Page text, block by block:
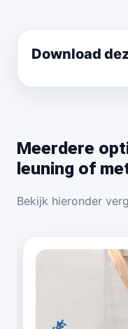
Download
Meerdere
leuning of
Bekijk hieronder